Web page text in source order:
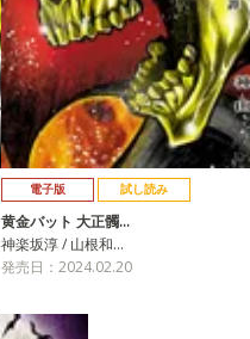
電子版 試し読み
黄金バット 大正髑…
神楽坂淳 / 山根和…
発売日：2024.02.20